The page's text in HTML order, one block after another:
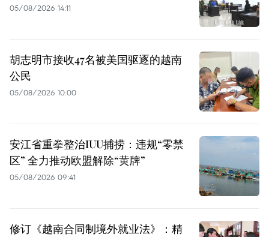
05/08/2026 14:11
胡志明市接收47名被美国驱逐的越南
公民
05/08/2026 10:00
安江省重拳整治IUU捕捞：违规“零禁
区” 全力推动欧盟解除“黄牌”
05/08/2026 09:41
修订《越南合同制境外就业法》：精